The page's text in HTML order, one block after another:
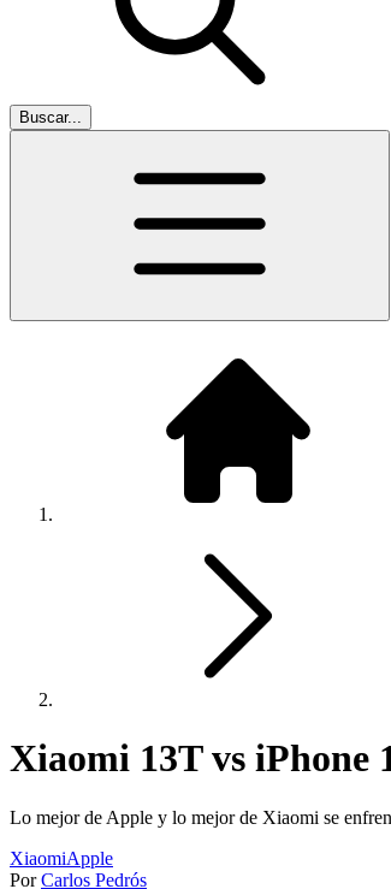
Buscar...
Xiaomi 13T vs iPhone
Lo mejor de Apple y lo mejor de Xiaomi se
XiaomiApple
Por Carlos Pedrós